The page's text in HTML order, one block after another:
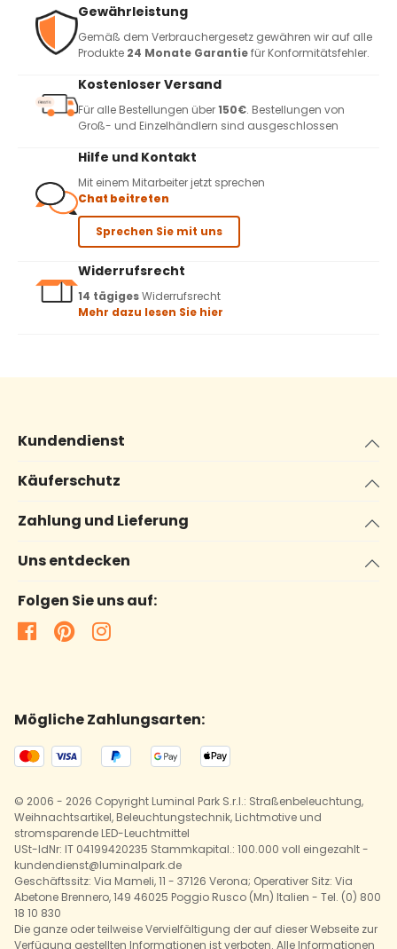
Gewährleistung
Gemäß dem Verbrauchergesetz gewähren wir auf alle
Produkte 24 Monate Garantiefür Konformitätsfehler.
Kostenloser Versand
Für alle Bestellungen über150€. Bestellungen von
Groß- und Einzelhändlern sind ausgeschlossen
Hilfe und Kontakt
Mit einem Mitarbeiter jetzt sprechen
Chat beitreten
Sprechen Sie mit uns
Widerrufsrecht
14 tägigesWiderrufsrecht
Mehr dazu lesen Sie hier
Kundendienst
Käuferschutz
Zahlung und Lieferung
Uns entdecken
Folgen Sie uns auf:
Mögliche Zahlungsarten:
© 2006 - 2026 Copyright Luminal Park S.r.l.: Straßenbeleuchtung,
Weihnachtsartikel, Beleuchtungstechnik, Lichtmotive und
stromsparende LED-Leuchtmittel
USt-IdNr: IT 04199420235 Stammkapital.: 100.000 voll eingezahlt -
kundendienst@luminalpark.de
Geschäftssitz: Via Mameli, 11 - 37126 Verona; Operativer Sitz: Via
Abetone Brennero, 149 46025 Poggio Rusco (Mn) Italien - Tel. (0) 800
18 10 830
Die ganze oder teilweise Vervielfältigung der auf dieser Webseite zur
Verfügung gestellten Informationen ist verboten. Alle Informationen